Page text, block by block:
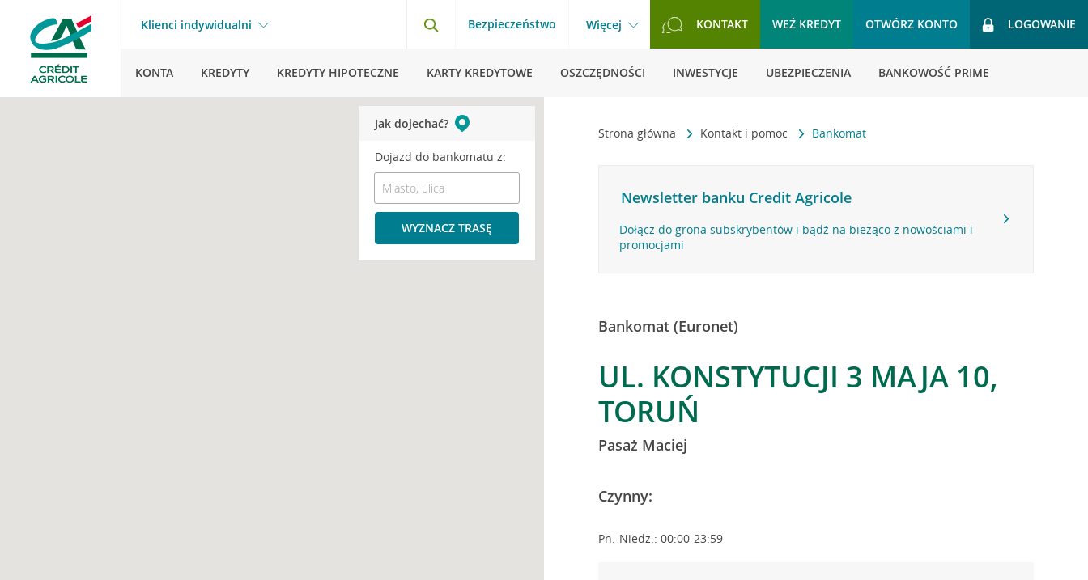
Klienci indywidualni Bezpieczeństwo Więcej KONTAKT WEŹ KREDYT OTWÓRZ KONTO LOGOWANIE
KONTA KREDYTY KREDYTY HIPOTECZNE KARTY KREDYTOWE OSZCZĘDNOŚCI INWESTYCJE UBEZPIECZENIA BANKOWOŚĆ PRIME
Strona główna Kontakt i pomoc Bankomat
Newsletter banku Credit Agricole
Dołącz do grona subskrybentów i bądź na bieżąco z nowościami i
promocjami
Bankomat (Euronet)
UL. KONSTYTUCJI 3 MAJA 10,
TORUŃ
Pasaż Maciej
Czynny:
Pn.-Niedz.: 00:00-23:59
Jak dojechać?
Dojazd do bankomatu z:
WYZNACZ TRASĘ